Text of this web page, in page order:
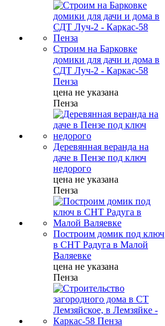
Строим на Барковке
домики для дачи и дома в
СДТ Луч-2 - Каркас-58
Пенза
цена не указана
Пенза
Деревянная веранда на
даче в Пензе под ключ
недорого
цена не указана
Пенза
Построим домик под ключ
в СНТ Радуга в Малой
Валяевке
цена не указана
Пенза